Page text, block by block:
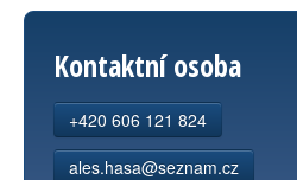
Kontaktní osoba
+420 606 121 824
ales.hasa@seznam.cz